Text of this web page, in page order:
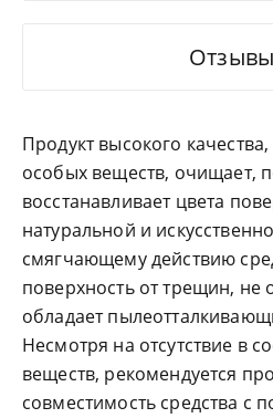
Продукт высокого
особых веществ, очищает,
восстанавливает цвета
натуральной и
смягчающему действию
поверхность от трещин, не
обладает
Несмотря на отсутствие в
веществ, рекомендуется
совместимость средства с